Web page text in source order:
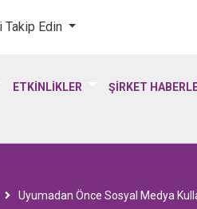
&
Takip Edin
ETKİNLİKLER ŞİRKET
Uyumadan Önce Sosyal Medya